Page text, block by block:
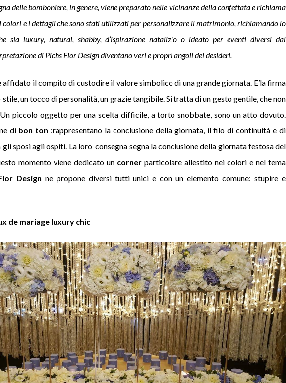
delle bomboniere, in genere, viene preparato nelle vicinanze della confettata e richiama
colori e i dettagli che sono stati utilizzati per personalizzare il matrimonio, richiamando lo
sia luxury, natural, shabby, d’ispirazione natalizio o ideato per eventi diversi dal
di Pichs Flor Design diventano veri e propri angoli dei desideri.
affidato il compito di custodire il valore simbolico di una grande giornata. E’la firma
stile, un tocco di personalità, un grazie tangibile. Si tratta di un gesto gentile, che non
Un piccolo oggetto per una scelta difficile, a torto snobbate, sono un atto dovuto.
di bon ton :rappresentano la conclusione della giornata, il filo di continuità e di
gli sposi agli ospiti. La loro consegna segna la conclusione della giornata festosa del
momento viene dedicato un corner particolare allestito nei colori e nel tema
Design ne propone diversi tutti unici e con un elemento comune: stupire e
de mariage luxury chic